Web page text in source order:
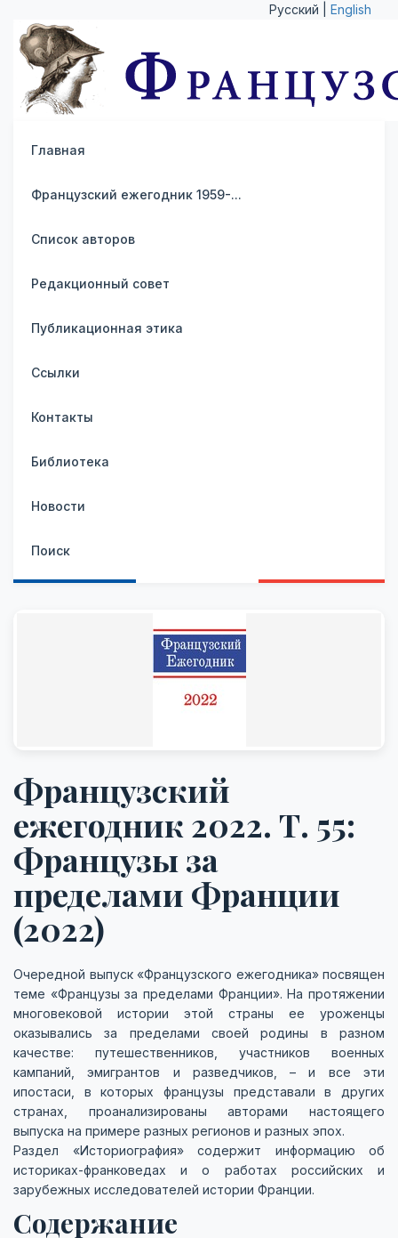
Русский | English
Главная
Французский ежегодник 1959-...
Список авторов
Редакционный совет
Публикационная этика
Ссылки
Контакты
Библиотека
Новости
Поиск
Французский
ежегодник 2022. Т. 55:
Французы за
пределами Франции
(2022)
Очередной выпуск «Французского ежегодника» посвящен
теме «Французы за пределами Франции». На протяжении
многовековой истории этой страны ее уроженцы
оказывались за пределами своей родины в разном
качестве: путешественников, участников военных
кампаний, эмигрантов и разведчиков, – и все эти
ипостаси, в которых французы представали в других
странах, проанализированы авторами настоящего
выпуска на примере разных регионов и разных эпох.
Раздел «Историография» содержит информацию об
историках-франковедах и о работах российских и
зарубежных исследователей истории Франции.
Содержание